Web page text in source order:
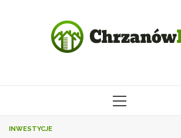
PRIMARY
INWESTYCJE